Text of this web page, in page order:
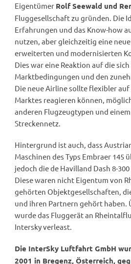
Eigentümer Rolf Seewald und
Fluggesellschaft zu gründen. Die
Erfahrungen und das Know-how
nutzen, aber gleichzeitig eine
erweiterten und modernisierten
Dies war eine Reaktion auf die
Marktbedingungen und den
Die neue Airline sollte flexibler
Marktes reagieren können,
anderen Flugzeugtypen und
Streckennetz.
Hintergrund ist auch, dass
Maschinen des Typs Embraer 145
jedoch die de Havilland Dash 8-
Diese waren nicht Eigentum von
gehörten Objektgesellschaften,
und ihren Partnern gehört haben.
wurde das Fluggerät an
Intersky verleast.
Die InterSky Luftfahrt GmbH
2001 in Bregenz, Österreich,